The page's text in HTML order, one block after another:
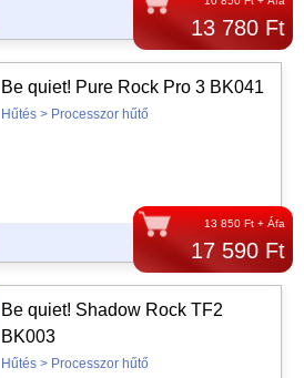
13 780 Ft
13 850 Ft + Áfa
17 590 Ft
Be quiet! Pure Rock Pro 3 BK041
Hűtés > Processzor hűtő
Be quiet! Shadow Rock TF2
BK003
Hűtés > Processzor hűtő